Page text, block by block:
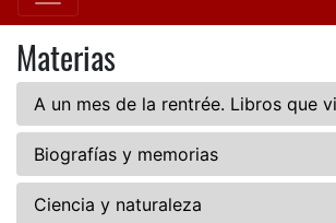
Materias
A un mes de la rentrée. Libros que
Biografías y memorias
Ciencia y naturaleza